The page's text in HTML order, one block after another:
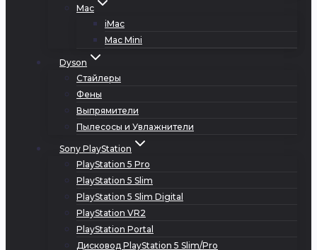
Mac
iMac
Mac Mini
Dyson
Стайлеры
Фены
Выпрямители
Пылесосы и Увлажнители
Sony PlayStation
PlayStation 5 Pro
PlayStation 5 Slim
PlayStation 5 Slim Digital
PlayStation VR2
PlayStation Portal
Дисковод PlayStation 5 Slim/Pro